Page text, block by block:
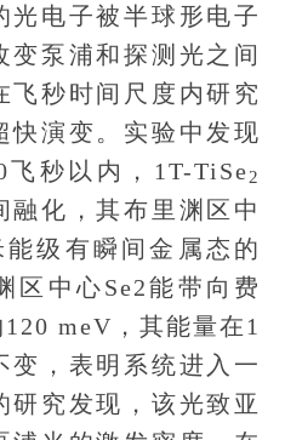
光电子被半球形电子
变泵浦和探测光之间
飞秒时间尺度内研究
快演变。实验中发现
秒以内，1T-TiSe2
融化，其布里渊区中
级有瞬间金属态的
区中心Se2能带向费
meV，其能量在1
变，表明系统进入一
研究发现，该光致亚